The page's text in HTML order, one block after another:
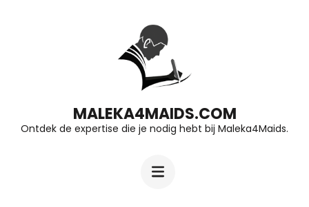
Enter)
MALEKA4MAIDS.COM
Ontdek de expertise die je nodig hebt bij Maleka4Maids.